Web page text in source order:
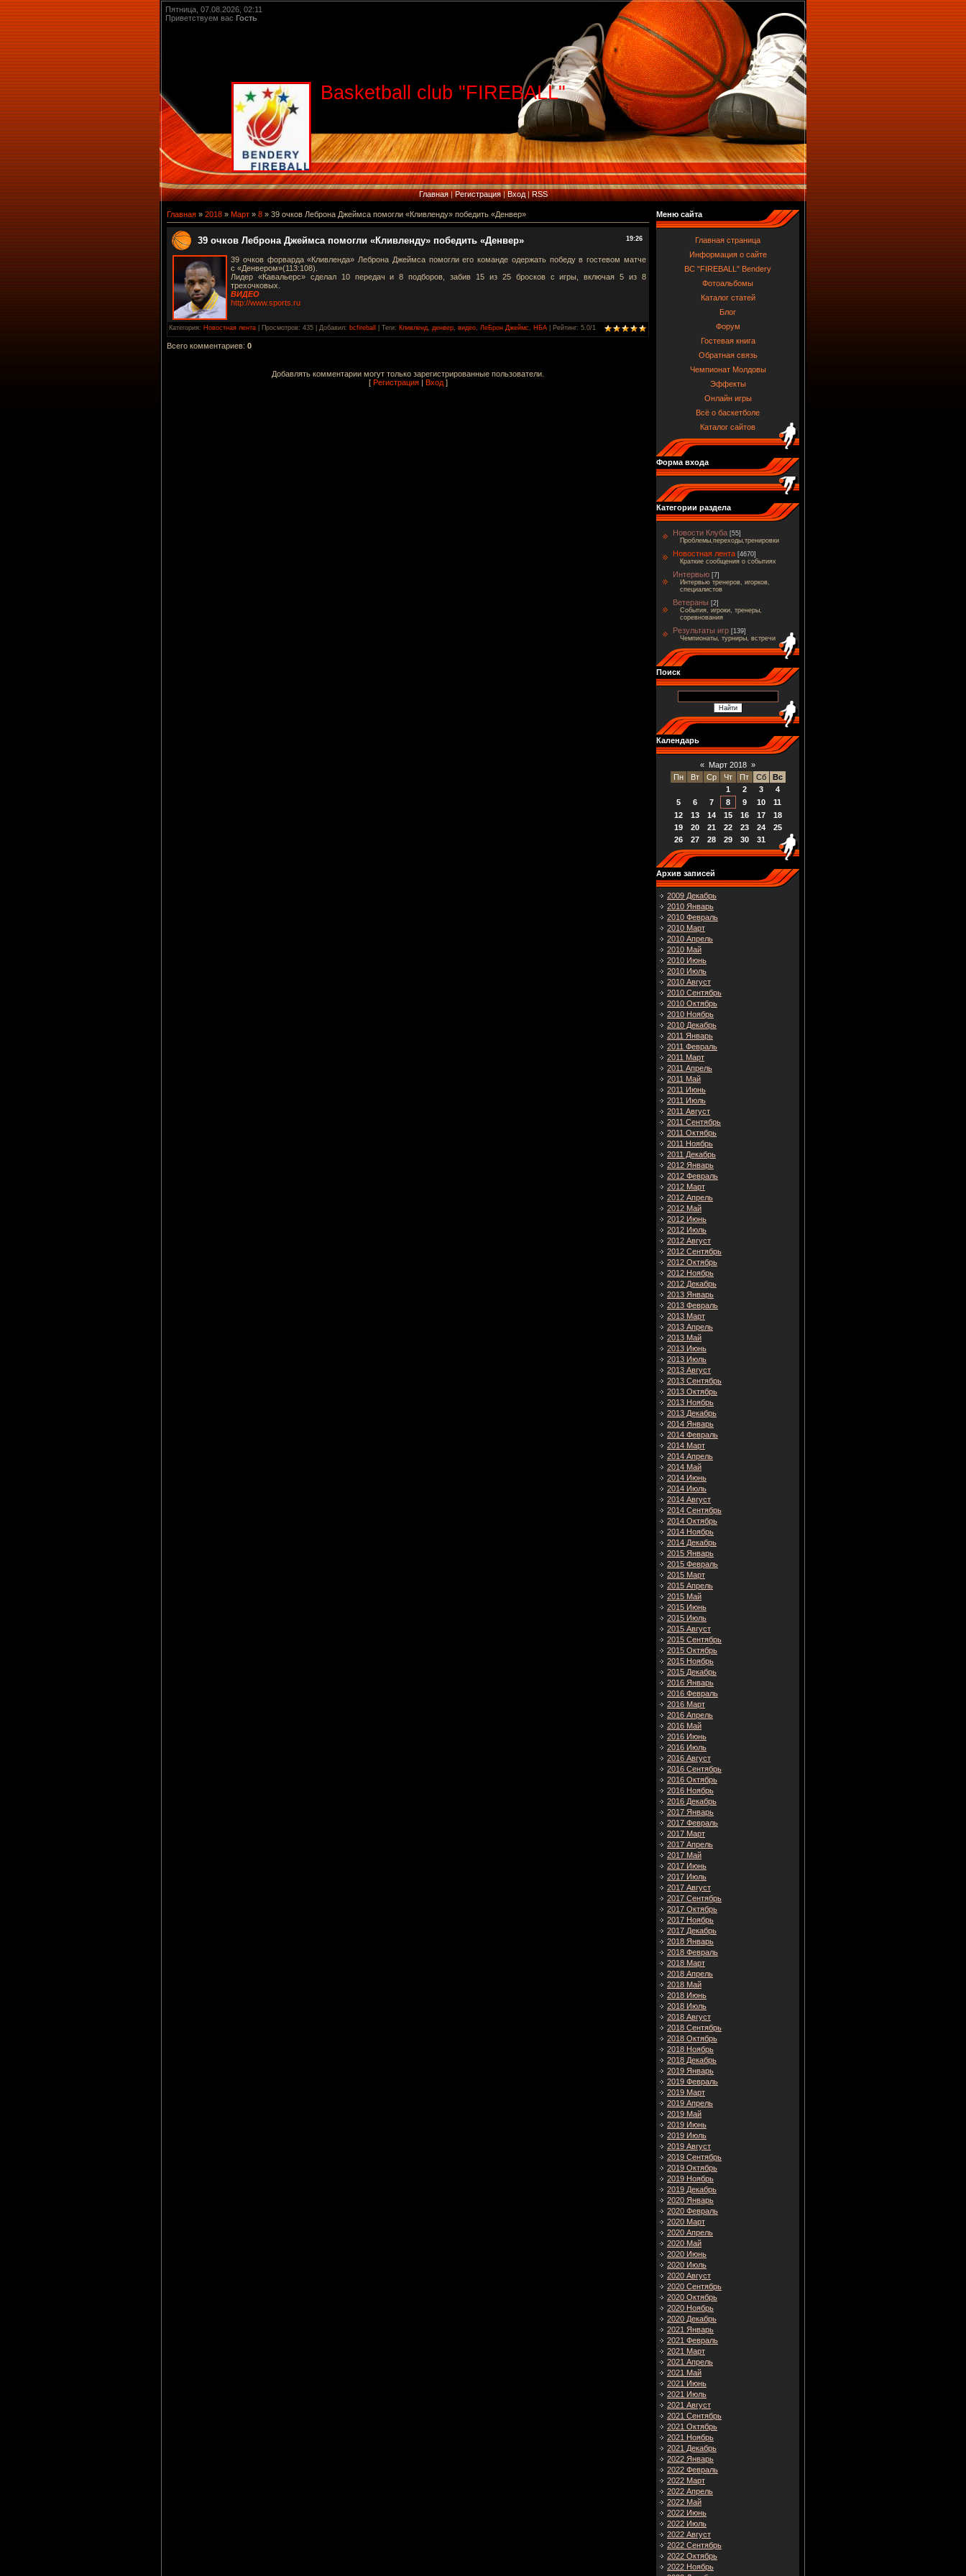
Пятница, 07.08.2026, 02:11
Приветствуем вас Гость
Basketball club "FIREBALL"
Главная|Регистрация|Вход|RSS
Главная » 2018 » Март » 8 » 39 очков Леброна Джеймса помогли «Кливленду» победить «Денвер»
19:26
39 очков Леброна Джеймса помогли «Кливленду» победить «Денвер»
39 очков форварда «Кливленда» Леброна Джеймса помогли его команде одержать победу в гостевом матче
с «Денвером»(113:108).
Лидер «Кавальерс» сделал 10 передач и 8 подборов, забив 15 из 25 бросков с игры, включая 5 из 8
трехочковых.
ВИДЕО
http://www.sports.ru
Категория: Новостная лента Просмотров: 435 | Добавил: bcfireball Теги: Кливленд денвер видео ЛеБрон Джеймс НБА Рейтинг: 5.0/1
Всего комментариев: 0
Добавлять комментарии могут только зарегистрированные пользователи.
[ Регистрация| Вход]
Меню сайта
Главная страница
Информация о сайте
BC "FIREBALL" Bendery
Фотоальбомы
Каталог статей
Блог
Форум
Гостевая книга
Обратная связь
Чемпионат Молдовы
Эффекты
Онлайн игры
Всё о баскетболе
Каталог сайтов
Форма входа
Категории раздела
Новости Клуба [55]
Проблемы,переходы,тренировки
Новостная лента [4670]
Краткие сообщения о событиях
Интервью [7]
Интервью тренеров, игорков,
специалистов
Ветераны [2]
События, игроки, тренеры,
соревнования
Результаты игр [139]
Чемпионаты, турниры, встречи
Поиск
Календарь
« Март 2018 »
Пн
Вт Ср Чт Пт Сб
Вс
1
2 3
4
5
6 7 8 9 10
11
12
13 14 15 16 17
18
19
20 21 22 23 24
25
26
27 28 29 30 31
Архив записей
2009 Декабрь
2010 Январь
2010 Февраль
2010 Март
2010 Апрель
2010 Май
2010 Июнь
2010 Июль
2010 Август
2010 Сентябрь
2010 Октябрь
2010 Ноябрь
2010 Декабрь
2011 Январь
2011 Февраль
2011 Март
2011 Апрель
2011 Май
2011 Июнь
2011 Июль
2011 Август
2011 Сентябрь
2011 Октябрь
2011 Ноябрь
2011 Декабрь
2012 Январь
2012 Февраль
2012 Март
2012 Апрель
2012 Май
2012 Июнь
2012 Июль
2012 Август
2012 Сентябрь
2012 Октябрь
2012 Ноябрь
2012 Декабрь
2013 Январь
2013 Февраль
2013 Март
2013 Апрель
2013 Май
2013 Июнь
2013 Июль
2013 Август
2013 Сентябрь
2013 Октябрь
2013 Ноябрь
2013 Декабрь
2014 Январь
2014 Февраль
2014 Март
2014 Апрель
2014 Май
2014 Июнь
2014 Июль
2014 Август
2014 Сентябрь
2014 Октябрь
2014 Ноябрь
2014 Декабрь
2015 Январь
2015 Февраль
2015 Март
2015 Апрель
2015 Май
2015 Июнь
2015 Июль
2015 Август
2015 Сентябрь
2015 Октябрь
2015 Ноябрь
2015 Декабрь
2016 Январь
2016 Февраль
2016 Март
2016 Апрель
2016 Май
2016 Июнь
2016 Июль
2016 Август
2016 Сентябрь
2016 Октябрь
2016 Ноябрь
2016 Декабрь
2017 Январь
2017 Февраль
2017 Март
2017 Апрель
2017 Май
2017 Июнь
2017 Июль
2017 Август
2017 Сентябрь
2017 Октябрь
2017 Ноябрь
2017 Декабрь
2018 Январь
2018 Февраль
2018 Март
2018 Апрель
2018 Май
2018 Июнь
2018 Июль
2018 Август
2018 Сентябрь
2018 Октябрь
2018 Ноябрь
2018 Декабрь
2019 Январь
2019 Февраль
2019 Март
2019 Апрель
2019 Май
2019 Июнь
2019 Июль
2019 Август
2019 Сентябрь
2019 Октябрь
2019 Ноябрь
2019 Декабрь
2020 Январь
2020 Февраль
2020 Март
2020 Апрель
2020 Май
2020 Июнь
2020 Июль
2020 Август
2020 Сентябрь
2020 Октябрь
2020 Ноябрь
2020 Декабрь
2021 Январь
2021 Февраль
2021 Март
2021 Апрель
2021 Май
2021 Июнь
2021 Июль
2021 Август
2021 Сентябрь
2021 Октябрь
2021 Ноябрь
2021 Декабрь
2022 Январь
2022 Февраль
2022 Март
2022 Апрель
2022 Май
2022 Июнь
2022 Июль
2022 Август
2022 Сентябрь
2022 Октябрь
2022 Ноябрь